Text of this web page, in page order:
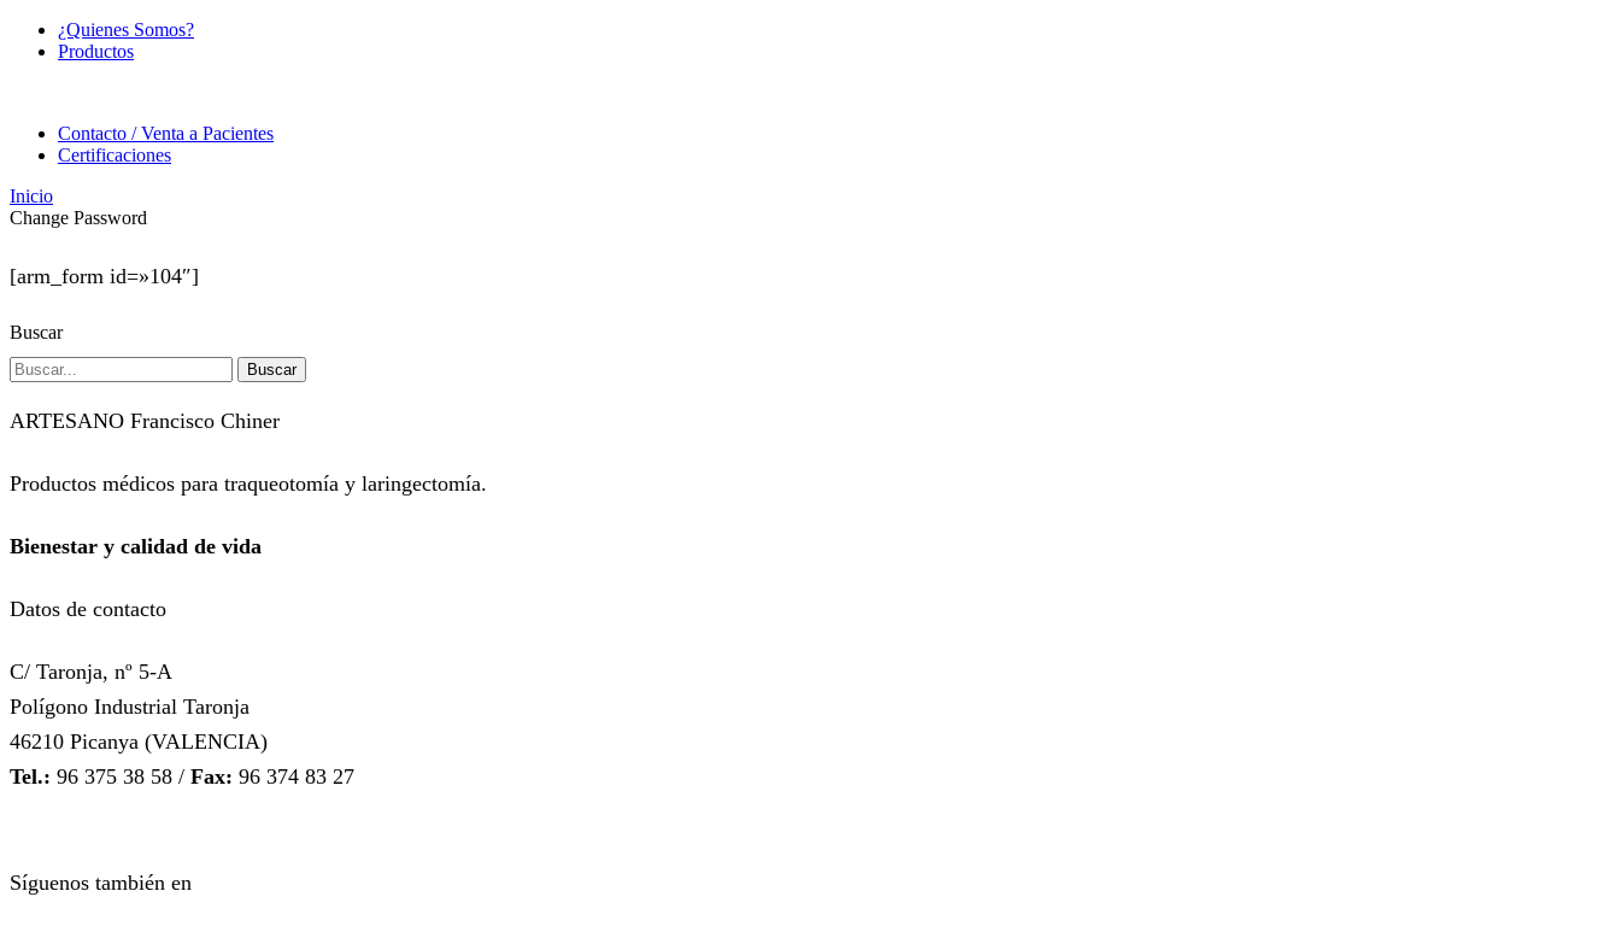
¿Quienes Somos?
Productos
Contacto / Venta a Pacientes
Certificaciones
Inicio
Change Password
[arm_form id=»104″]
Buscar
Buscar
ARTESANO Francisco Chiner
Productos médicos para traqueotomía y laringectomía.
Bienestar y calidad de vida
Datos de contacto
C/ Taronja, nº 5-A
Polígono Industrial Taronja
46210 Picanya (VALENCIA)
Tel.: 96 375 38 58 / Fax: 96 374 83 27
Síguenos también en